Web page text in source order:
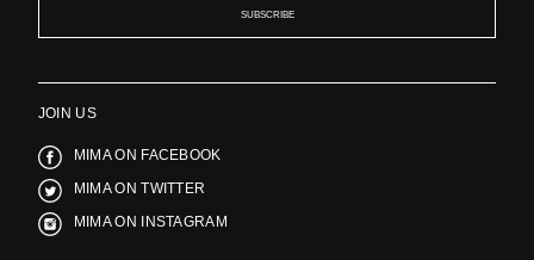
SUBSCRIBE
JOIN US
MIMA ON FACEBOOK
MIMA ON TWITTER
MIMA ON INSTAGRAM